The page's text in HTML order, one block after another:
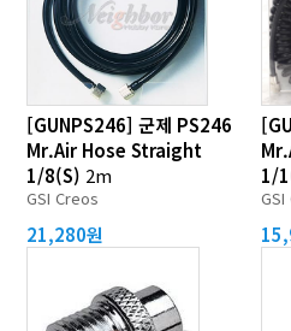
[GUNPS246] 군제 PS246
Mr.Air Hose Straight
1/8(S) 2m
GSI Creos
21,280원
1/